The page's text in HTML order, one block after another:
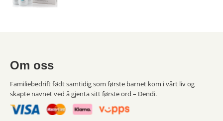
Om oss
Familiebedrift født samtidig som første barnet kom i vårt liv og
skapte navnet ved å gjenta sitt første ord – Dendi.